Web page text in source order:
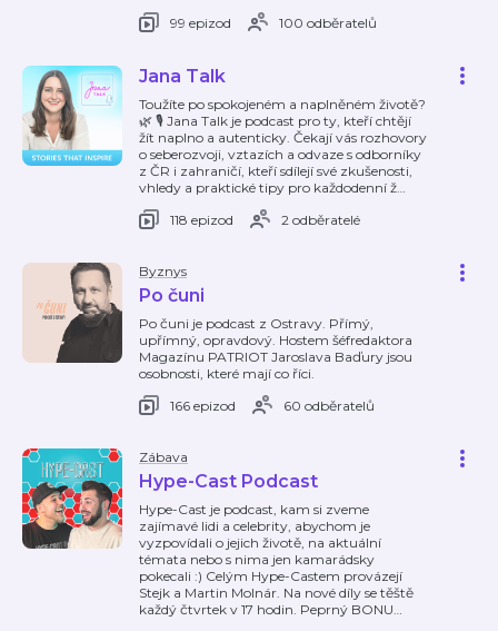
99 epizod
100 odběratelů
Jana Talk
Toužíte po spokojeném a naplněném životě?
🌿 🎙️ Jana Talk je podcast pro ty, kteří chtějí
žít naplno a autenticky. Čekají vás rozhovory
o seberozvoji, vztazích a odvaze s odborníky
z ČR i zahraničí, kteří sdílejí své zkušenosti,
vhledy a praktické tipy pro každodenní ž…
118 epizod
2 odběratelé
Byznys
Po čuni
Po čuni je podcast z Ostravy. Přímý,
upřímný, opravdový. Hostem šéfredaktora
Magazínu PATRIOT Jaroslava Baďury jsou
osobnosti, které mají co říci.
166 epizod
60 odběratelů
Zábava
Hype-Cast Podcast
Hype-Cast je podcast, kam si zveme
zajímavé lidi a celebrity, abychom je
vyzpovídali o jejich životě, na aktuální
témata nebo s nima jen kamarádsky
pokecali :) Celým Hype-Castem provázejí
Stejk a Martin Molnár. Na nové díly se těště
každý čtvrtek v 17 hodin. Peprný BONU…